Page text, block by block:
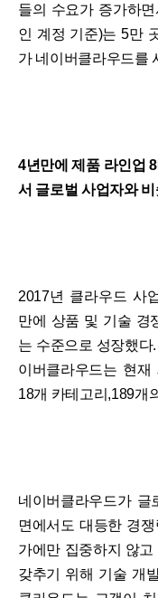
들의 수요가 증가하
인 계정 기준)는 5만
가 네이버클라우드를
4년만에 제품 라인업
서 글로벌 사업자와
2017년 클라우드 사
만에 상품 및 기술 경
는 수준으로 성장했다
이버클라우드는 현
18개 카테고리,189개
네이버클라우드가
면에서도 대등한 경
가에만 집중하지 않
갖추기 위해 기술 개